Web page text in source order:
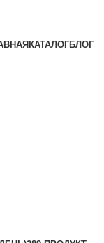
КАТАЛОГБЛОГ